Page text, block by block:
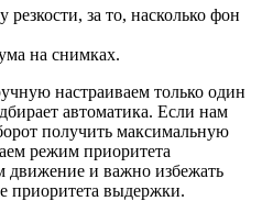
за то, насколько фон
на снимках.
настраиваем только один
автоматика. Если нам
получить максимальную
режим приоритета
и важно избежать
приоритета выдержки.